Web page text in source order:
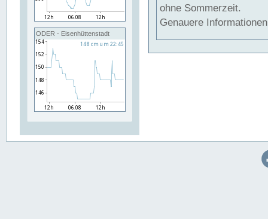
ODER - Eisenhüttenstadt
ohne Sommerzeit.
Genauere